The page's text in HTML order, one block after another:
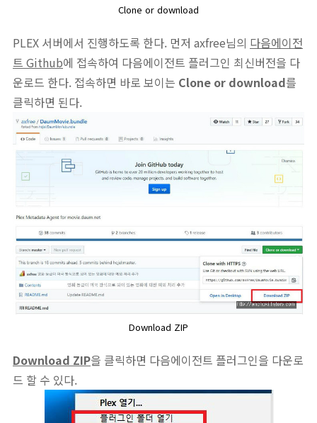
Clone or download
PLEX 서버에서 진행하도록 한다. 먼저 axfree님의 다음에이전
트 Github에 접속하여 다음에이전트 플러그인 최신버전을 다
운로드 한다. 접속하면 바로 보이는 Clone or download를
클릭하면 된다.
Download ZIP
Download ZIP을 클릭하면 다음에이전트 플러그인을 다운로
드 할 수 있다.